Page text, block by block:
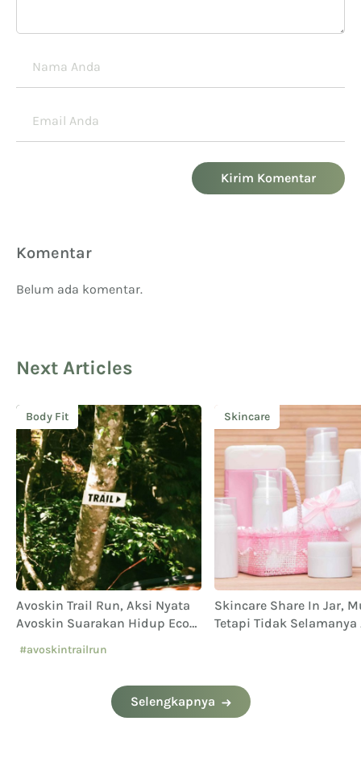
Kirim Komentar
Komentar
Belum ada komentar.
Next Articles
Body Fit
Avoskin Trail Run, Aksi Nyata
Avoskin Suarakan Hidup Eco
#avoskintrailrun
Skincare
Skincare Share In Jar,
Tetapi Tidak Selamanya
Selengkapnya